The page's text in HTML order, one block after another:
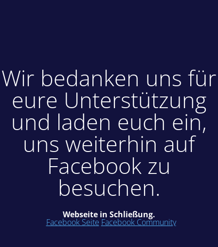
Wir bedanken uns für
eure Unterstützung
und laden euch ein,
uns weiterhin auf
Facebook zu
besuchen.
Webseite in Schließung.
Facebook Seite Facebook Community